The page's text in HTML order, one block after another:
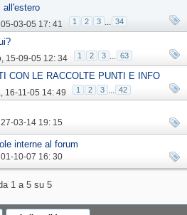
all'estero
05-03-05 17: 41 1 2 3 ... 34
‎, 15-09-05 12: 34 1 2 3 ... 63
CON LE RACCOLTE PUNTI E INFO
‎, 16-11-05 14: 49 1 2 3 ... 42
27-03-14 19: 15
interne al forum
01-10-07 16: 30
1 a 5 su 5